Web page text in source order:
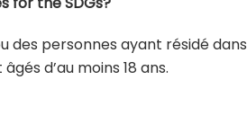
des personnes ayant résidé dans
d’au moins 18 ans.